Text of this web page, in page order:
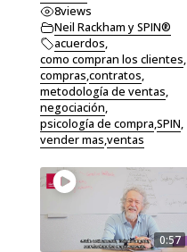
8views
Neil Rackham y SPIN®
acuerdos,
como compran los clientes,
compras,contratos,
metodología de ventas,
negociación,
psicología de compra,SPIN,
vender mas,ventas
0:57